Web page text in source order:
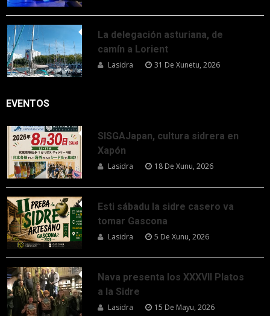
La delegación asturiana, de
camín a Lorient
Lasidra 31 De Xunetu, 2026
EVENTOS
SISGAJapan, cultura sidrera en
Xapón
Lasidra 18 De Xunu, 2026
Esti sábadu la sidre casero va
tomar Gascona
Lasidra 5 De Xunu, 2026
Nava presenta los XXXVII Platos
a la Sidre
Lasidra 15 De Mayu, 2026